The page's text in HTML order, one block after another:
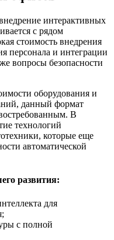
интерактивных
с рядом
стоимость внедрения
персонала и интеграции
вопросы безопасности
оборудования и
данный формат
В
технологий
которые еще
автоматической
развития:
для
с полной